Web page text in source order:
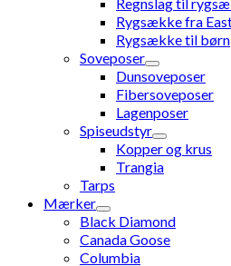
Rygsække fra
Rygsække til børn
Soveposer
Dunsoveposer
Fibersoveposer
Lagenposer
Spiseudstyr
Kopper og krus
Trangia
Tarps
Mærker
Black Diamond
Canada Goose
Columbia